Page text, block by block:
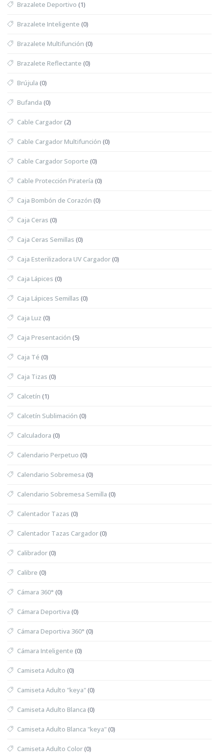
Brazalete Deportivo (1)
Brazalete Inteligente (0)
Brazalete Multifunción (0)
Brazalete Reflectante (0)
Brújula (0)
Bufanda (0)
Cable Cargador(2)
Cable Cargador Multifunción (0)
Cable Cargador Soporte (0)
Cable Protección Piratería (0)
Caja Bombón de Corazón (0)
Caja Ceras (0)
Caja Ceras Semillas (0)
Caja Esterilizadora UV Cargador(0)
Caja Lápices (0)
Caja Lápices Semillas (0)
Caja Luz (0)
Caja Presentación (5)
Caja Té (0)
Caja Tizas (0)
Calcetín (1)
Calcetín Sublimación (0)
Calculadora (0)
Calendario Perpetuo (0)
Calendario Sobremesa (0)
Calendario Sobremesa Semilla (0)
Calentador Tazas (0)
Calentador Tazas Cargador(0)
Calibrador(0)
Calibre (0)
Cámara 360° (0)
Cámara Deportiva (0)
Cámara Deportiva 360° (0)
Cámara Inteligente (0)
Camiseta Adulto (0)
Camiseta Adulto "keya"(0)
Camiseta Adulto Blanca (0)
Camiseta Adulto Blanca "keya"(0)
Camiseta Adulto Color(0)